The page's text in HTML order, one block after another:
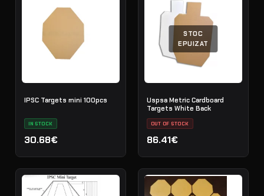
IPSC Targets mini 100pcs
IN STOCK
30.68€
STOC
EPUIZAT
Uspsa Metric Cardboard
Targets White Back
OUT OF STOCK
86.41€